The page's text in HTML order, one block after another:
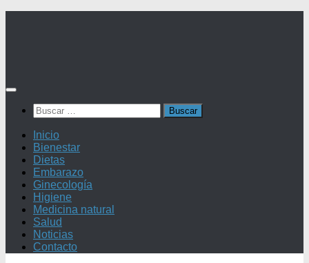
Buscar:
Inicio
Bienestar
Dietas
Embarazo
Ginecología
Higiene
Medicina natural
Salud
Noticias
Contacto